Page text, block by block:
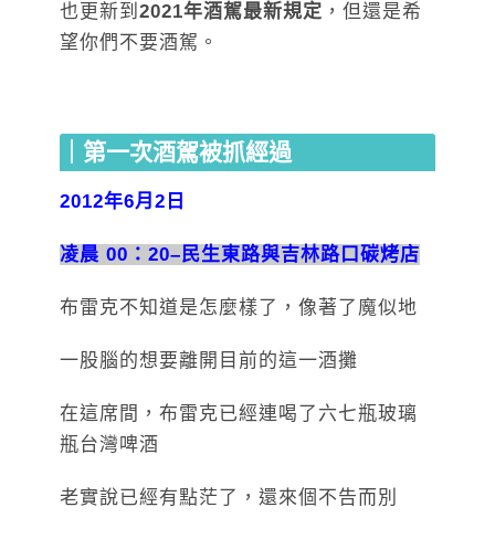
也更新到 2021年酒駕最新規定 ，但還是希
望你們不要酒駕。
｜第一次酒駕被抓經過
2012年6月2日
凌晨 00：20–民生東路與吉林路口碳烤店
布雷克不知道是怎麼樣了，像著了魔似地
一股腦的想要離開目前的這一酒攤
在這席間，布雷克已經連喝了六七瓶玻璃
瓶台灣啤酒
老實說已經有點茫了，還來個不告而別